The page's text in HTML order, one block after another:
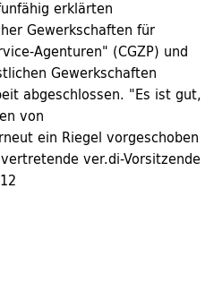
erklärten
Gewerkschaften für
Agenturen" (CGZP) und
Gewerkschaften
abgeschlossen. "Es ist gut,
von
ein Riegel vorgeschoben
ver.di-Vorsitzende